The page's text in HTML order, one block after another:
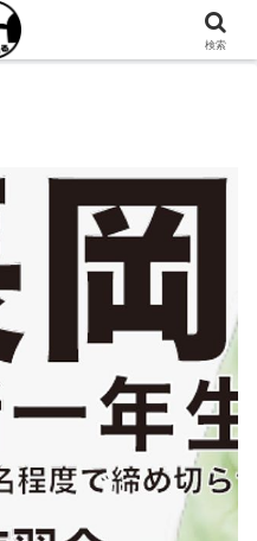
ィシャルサイト
検索